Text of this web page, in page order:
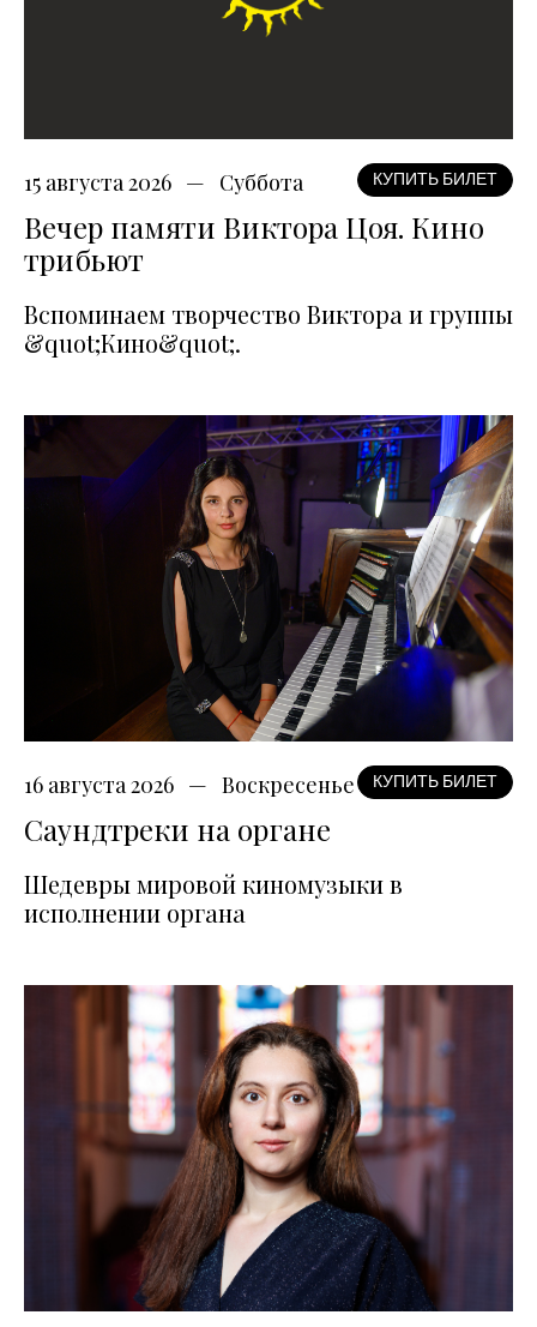
15 августа 2026 Суббота КУПИТЬ БИЛЕТ
Вечер памяти Виктора Цоя. Кино
трибьют
Вспоминаем творчество Виктора и группы
&quot;Кино&quot;.
16 августа 2026 Воскресенье КУПИТЬ БИЛЕТ
Саундтреки на органе
Шедевры мировой киномузыки в
исполнении органа